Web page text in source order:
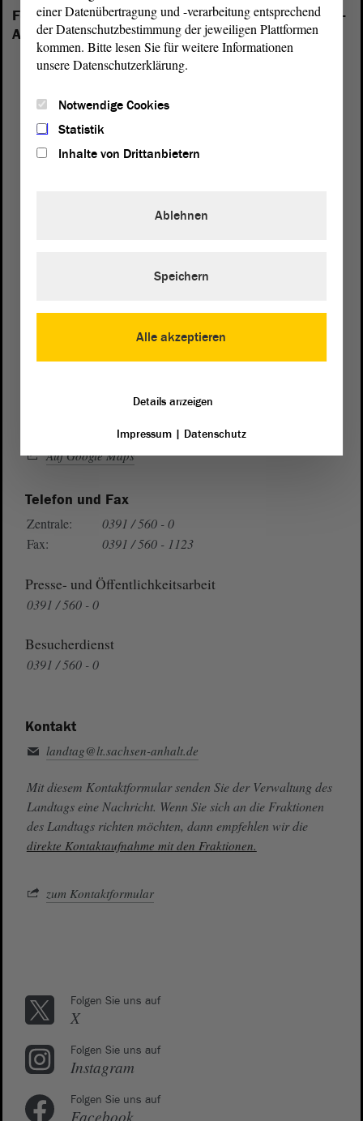
Folgende Fraktionen sind im Landtag von Sachsen-
Anhalt vertreten:
von Sachsen-Anhalt
Wegbeschreibung
Auf Google Maps
Telefon und Fax
Zentrale:
0391 / 560 - 0
Fax:
0391 / 560 - 1123
Presse- und Öffentlichkeitsarbeit
0391 / 560 - 0
Besucherdienst
0391 / 560 - 0
Kontakt
landtag@lt.sachsen-anhalt.de
Mit diesem Kontaktformular senden Sie der Verwaltung des
Landtags eine Nachricht. Wenn Sie sich an die Fraktionen
des Landtags richten möchten, dann empfehlen wir die
direkte Kontaktaufnahme mit den Fraktionen.
zum Kontaktformular
Folgen Sie uns auf
X
Folgen Sie uns auf
Instagram
Folgen Sie uns auf
Facebook
einer Datenübertragung und -verarbeitung entsprechend
der Datenschutzbestimmung der jeweiligen Plattformen
kommen. Bitte lesen Sie für weitere Informationen
unsere Datenschutzerklärung.
Notwendige Cookies
Statistik
Inhalte von Drittanbietern
Alle akzeptieren
Ablehnen
Speichern
Details anzeigen
Impressum| Datenschutz